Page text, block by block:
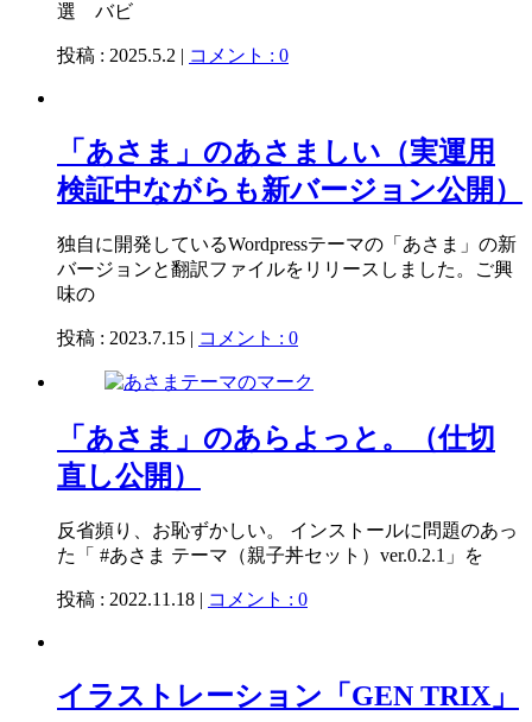
選 バビ
投稿 : 2025.5.2 | コメント : 0
「あさま」のあさましい（実運用
検証中ながらも新バージョン公開）
独自に開発しているWordpressテーマの「あさま」の新
バージョンと翻訳ファイルをリリースしました。ご興
味の
投稿 : 2023.7.15 | コメント : 0
「あさま」のあらよっと。（仕切
直し公開）
反省頻り、お恥ずかしい。 インストールに問題のあっ
た「 #あさま テーマ（親子丼セット）ver.0.2.1」を
投稿 : 2022.11.18 | コメント : 0
イラストレーション「GEN TRIX」